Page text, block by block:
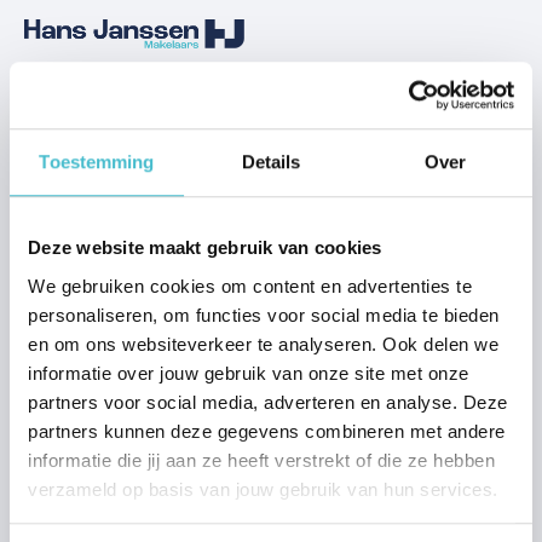
Toestemming Details Over
Deze website maakt gebruik van cookies
We gebruiken cookies om content en advertenties te
personaliseren, om functies voor social media te bieden
en om ons websiteverkeer te analyseren. Ook delen we
informatie over jouw gebruik van onze site met onze
partners voor social media, adverteren en analyse. Deze
partners kunnen deze gegevens combineren met andere
informatie die jij aan ze heeft verstrekt of die ze hebben
verzameld op basis van jouw gebruik van hun services.
Woning kopen Nijmegen
Woning kopen Beuningen
Woning kopen Grave
Stap voor stap verkopen
Verkoopadvies
Waardebepaling
Stille verkoop
Transparant bieden met Hans